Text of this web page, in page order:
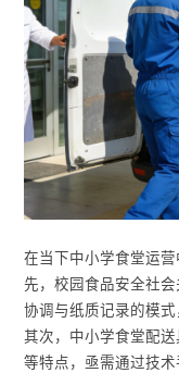
在当下中小学食堂运
先，校园食品安全社
协调与纸质记录的模
其次，中小学食堂配
等特点，亟需通过技